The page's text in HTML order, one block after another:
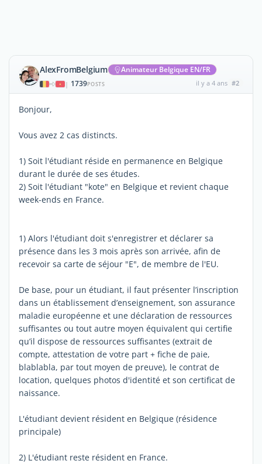
AlexFromBelgium Animateur Belgique EN/FR
| 1739POSTS il y a 4 ans #2
Bonjour,
Vous avez 2 cas distincts.
1) Soit l'étudiant réside en permanence en Belgique
durant le durée de ses études.
2) Soit l'étudiant "kote" en Belgique et revient chaque
week-ends en France.
1) Alors l'étudiant doit s'enregistrer et déclarer sa
présence dans les 3 mois après son arrivée, afin de
recevoir sa carte de séjour "E", de membre de l'EU.
De base, pour un étudiant, il faut présenter l’inscription
dans un établissement d’enseignement, son assurance
maladie européenne et une déclaration de ressources
suffisantes ou tout autre moyen équivalent qui certifie
qu’il dispose de ressources suffisantes (extrait de
compte, attestation de votre part + fiche de paie,
blablabla, par tout moyen de preuve), le contrat de
location, quelques photos d'identité et son certificat de
naissance.
L'étudiant devient résident en Belgique (résidence
principale)
2) L'étudiant reste résident en France.